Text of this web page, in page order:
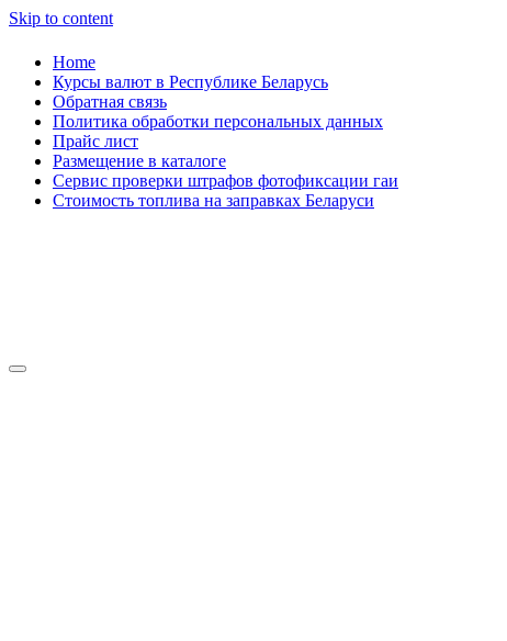
Skip to content
Home
Курсы валют в Республике Беларусь
Обратная связь
Политика обработки персональных данных
Прайс лист
Размещение в каталоге
Сервис проверки штрафов фотофиксации гаи
Стоимость топлива на заправках Беларуси